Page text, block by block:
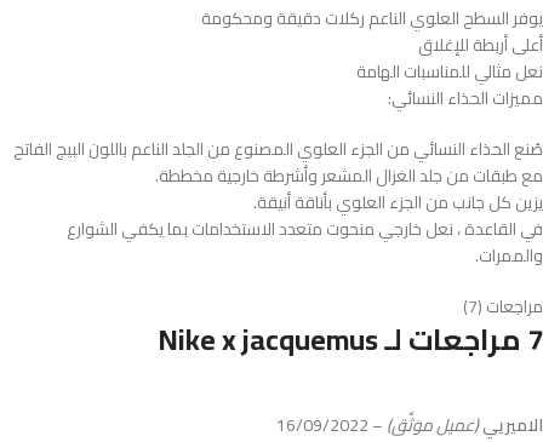
يوفر السطح العلوي الناعم ركلات دقيقة ومحكومة
أعلى أربطة للإغلاق
نعل مثالي للمناسبات الهامة
مميزات الحذاء النسائي:
صُنع الحذاء النسائي من الجزء العلوي المصنوع من الجلد الناعم باللون البيج الفاتح
مع طبقات من جلد الغزال المشعر وأشرطة خارجية مخططة.
يزين كل جانب من الجزء العلوي بأناقة أنيقة.
في القاعدة ، نعل خارجي منحوت متعدد الاستخدامات بما يكفي الشوارع
والممرات.
مراجعات (7)
7 مراجعات لـ Nike x jacquemus
الاميريي(عميل موَثَّق)–
16/09/2022